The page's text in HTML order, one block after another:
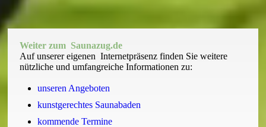
Weiter zum Saunazug.de
Auf unserer eigenen Internetpräsenz finden Sie weitere
nützliche und umfangreiche Informationen zu:
unseren Angeboten
kunstgerechtes Saunabaden
kommende Termine